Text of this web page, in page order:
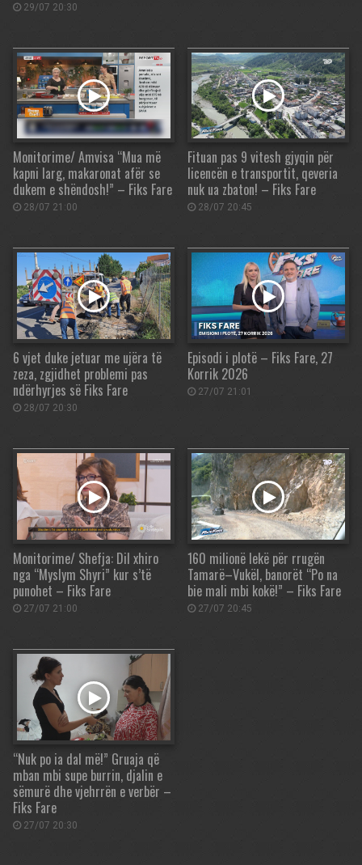
29/07 20:30
Monitorime/ Amvisa “Mua më
kapni larg, makaronat afër se
dukem e shëndosh!” – Fiks Fare
28/07 21:00
Fituan pas 9 vitesh gjyqin për
licencën e transportit, qeveria
nuk ua zbaton! – Fiks Fare
28/07 20:45
6 vjet duke jetuar me ujëra të
zeza, zgjidhet problemi pas
ndërhyrjes së Fiks Fare
28/07 20:30
Episodi i plotë – Fiks Fare, 27
Korrik 2026
27/07 21:01
Monitorime/ Shefja: Dil xhiro
nga “Myslym Shyri” kur s’të
punohet – Fiks Fare
27/07 21:00
160 milionë lekë për rrugën
Tamarë–Vukël, banorët “Po na
bie mali mbi kokë!” – Fiks Fare
27/07 20:45
“Nuk po ia dal më!” Gruaja që
mban mbi supe burrin, djalin e
sëmurë dhe vjehrrën e verbër –
Fiks Fare
27/07 20:30